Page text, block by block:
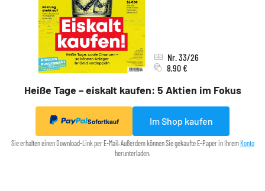
Heiße Tage – eiskalt kaufen: 5 Aktien im Fokus
Nr. 33/26
8,90 €
Sofortkauf Im Shop kaufen
Sie erhalten einen Download-Link per E-Mail. Außerdem können Sie gekaufte E-Paper in Ihrem Konto
herunterladen.